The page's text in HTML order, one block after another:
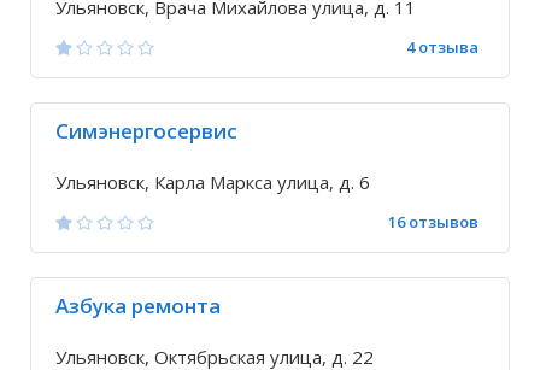
Ульяновск, Врача Михайлова улица, д. 11
4 отзыва
Симэнергосервис
Ульяновск, Карла Маркса улица, д. 6
16 отзывов
Азбука ремонта
Ульяновск, Октябрьская улица, д. 22